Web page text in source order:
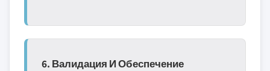
6. Валидация И Обеспечение